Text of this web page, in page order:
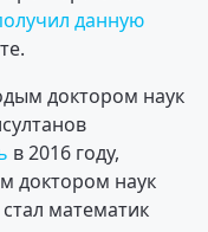
данную
доктором наук
в 2016 году,
доктором наук
математик